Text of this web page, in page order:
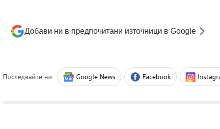
Добави ни в предпочитани източници в Google
Последвайте ни Google News Facebook